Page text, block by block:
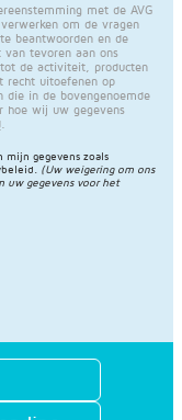
met de AVG
om de vragen
beantwoorden en de
tevoren aan ons
de activiteit, producten
recht uitoefenen op
in de bovengenoemde
hoe wij uw gegevens
.
mijn gegevens zoals
(Uw weigering om ons
gegevens voor het